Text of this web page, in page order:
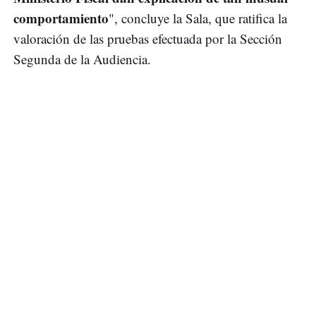
comportamiento", concluye la Sala, que ratifica la
valoración de las pruebas efectuada por la Sección
Segunda de la Audiencia.